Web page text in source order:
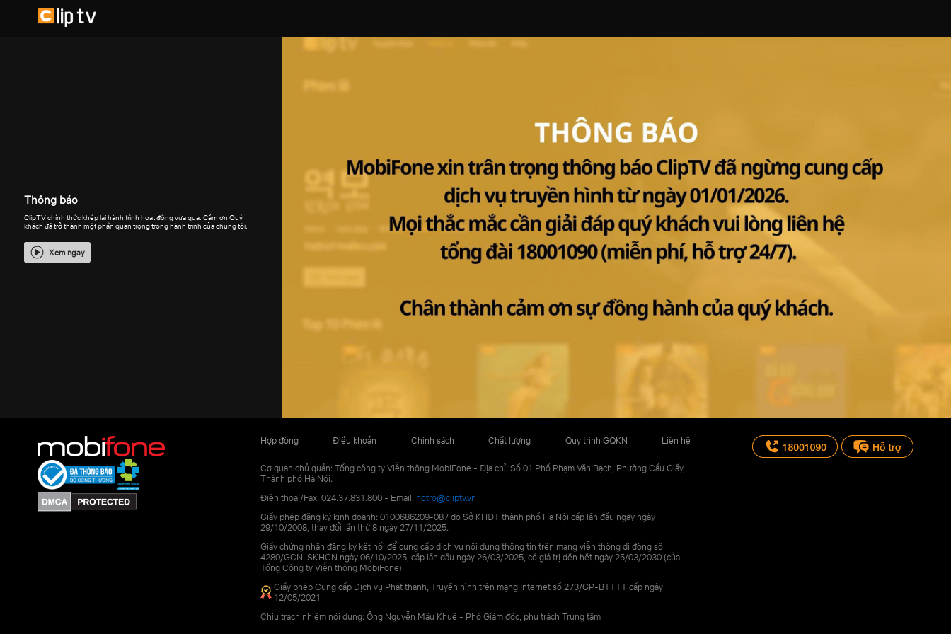
Thông báo
ClipTV chính thức khép lại hành trình hoạt động vừa qua. Cảm ơn Quý
khách đã trở thành một phần quan trọng trong hành trình của chúng tôi.
Xem ngay
Hợp đồng Điều khoản Chính sách Chất lượng Quy trình GQKN Liên hệ
Cơ quan chủ quản: Tổng công ty Viễn thông MobiFone - Địa chỉ: Số 01 Phố Phạm Văn Bạch, Phường Cầu Giấy,
Thành phố Hà Nội.
Điện thoại/Fax: 024.37.831.800 - Email: hotro@cliptv.vn
Giấy phép đăng ký kinh doanh: 0100686209-087 do Sở KHĐT thành phố Hà Nội cấp lần đầu ngày ngày
29/10/2008, thay đổi lần thứ 8 ngày 27/11/2025.
Giấy chứng nhận đăng ký kết nối để cung cấp dịch vụ nội dung thông tin trên mạng viễn thông di động số
4280/GCN-SKHCN ngày 06/10/2025, cấp lần đầu ngày 26/03/2025, có giá trị đến hết ngày 25/03/2030 (của
Tổng Công ty Viễn thông MobiFone)
Giấy phép Cung cấp Dịch vụ Phát thanh, Truyền hình trên mạng Internet số 273/GP-BTTTT cấp ngày
12/05/2021
Chịu trách nhiệm nội dung: Ông Nguyễn Mậu Khuê - Phó Giám đốc, phụ trách Trung tâm